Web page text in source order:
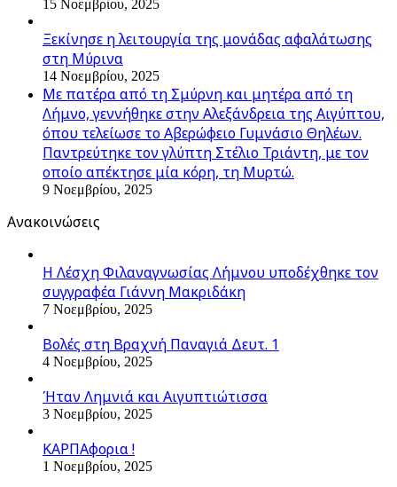
15 Νοεμβρίου, 2025
Ξεκίνησε η λειτουργία της μονάδας αφαλάτωσης
στη Μύρινα
14 Νοεμβρίου, 2025
Με πατέρα από τη Σμύρνη και μητέρα από τη
Λήμνο, γεννήθηκε στην Αλεξάνδρεια της Αιγύπτου,
όπου τελείωσε το Αβερώφειο Γυμνάσιο Θηλέων.
Παντρεύτηκε τον γλύπτη Στέλιο Τριάντη, με τον
οποίο απέκτησε μία κόρη, τη Μυρτώ.
9 Νοεμβρίου, 2025
Ανακοινώσεις
Η Λέσχη Φιλαναγνωσίας Λήμνου υποδέχθηκε τον
συγγραφέα Γιάννη Μακριδάκη
7 Νοεμβρίου, 2025
Βολές στη Βραχνή Παναγιά Δευτ. 1
4 Νοεμβρίου, 2025
Ήταν Λημνιά και Αιγυπτιώτισσα
3 Νοεμβρίου, 2025
ΚΑΡΠΑφορια !
1 Νοεμβρίου, 2025